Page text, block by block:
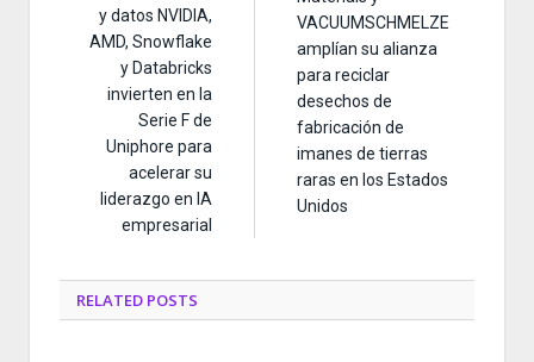
y datos NVIDIA,
AMD, Snowflake
y Databricks
invierten en la
Serie F de
Uniphore para
acelerar su
liderazgo en IA
empresarial
VACUUMSCHMELZE
amplían su alianza
para reciclar
desechos de
fabricación de
imanes de tierras
raras en los Estados
Unidos
RELATED POSTS